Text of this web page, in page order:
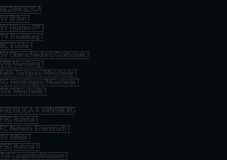
BEZIRKSLIGA
SV Brilon I
SV Hüsten 09 I
TV Fredeburg I
BC Eslohe I
SV Oberschledorn/Grafschaft I
VfB Marsberg I
Fatih Türkgücü Meschede I
SG Herdringen/Müschede I
SSV Meschede I
KREISLIGA A ARNSBERG
FSG Ruhrtal I
FC Neheim-Erlenbruch I
SV Affeln I
FSG Ruhrtal II
TuS Langenholthausen I